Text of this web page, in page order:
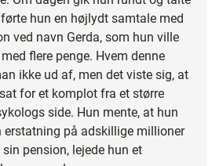
hun en højlydt samtale med
ved navn Gerda, som hun ville
flere penge. Hvem denne
ikke ud af, men det viste sig, at
for et komplot fra et større
side. Hun mente, at hun
erstatning på adskillige millioner
pension, lejede hun et